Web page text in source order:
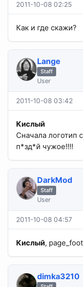
2011-10-08 02:25
Как и где скажи?
Lange
Staff
User
2011-10-08 03:42
Кислый
Сначала логотип
п*зд*й чужое!!!!
DarkMod
Staff
User
2011-10-08 04:57
Кислый,
dimka3210